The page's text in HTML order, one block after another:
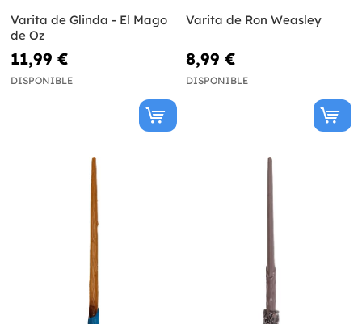
Varita de Glinda - El Mago
de Oz
11,99 €
DISPONIBLE
Varita de Ron Weasley
8,99 €
DISPONIBLE